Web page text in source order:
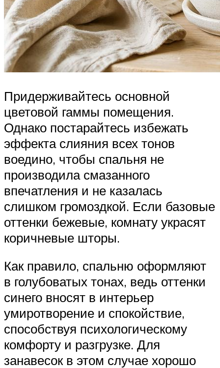
Придерживайтесь основной
цветовой гаммы помещения.
Однако постарайтесь избежать
эффекта слияния всех тонов
воедино, чтобы спальня не
производила смазанного
впечатления и не казалась
слишком громоздкой. Если базовые
оттенки бежевые, комнату украсят
коричневые шторы.
Как правило, спальню оформляют
в голубоватых тонах, ведь оттенки
синего вносят в интерьер
умиротворение и спокойствие,
способствуя психологическому
комфорту и разгрузке. Для
занавесок в этом случае хорошо